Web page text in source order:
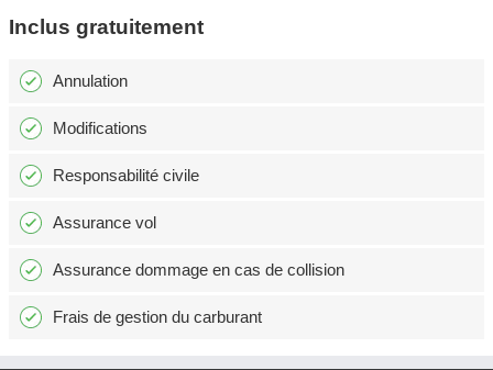
Inclus gratuitement
Annulation
Modifications
Responsabilité civile
Assurance vol
Assurance dommage en cas de collision
Frais de gestion du carburant